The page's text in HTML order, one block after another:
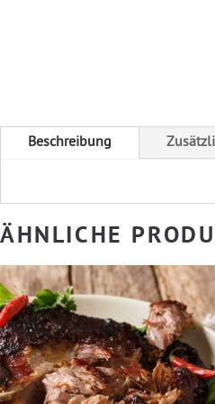
Beschreibung
ÄHNLICHE